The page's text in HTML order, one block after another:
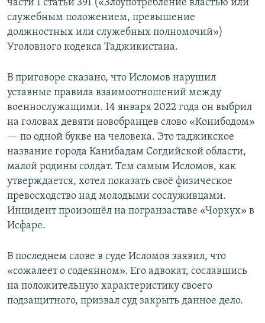
части 1 статьи 391 («Злоупотребление властью или
служебным положением, превышение
должностных или служебных полномочий»)
Уголовного кодекса Таджикистана.
В приговоре сказано, что Исломов нарушил
уставные правила взаимоотношений между
военнослужащими. 14 января 2022 года он выбрил
на головах девяти новобранцев слово «Конибодом»
— по одной букве на человека. Это таджикское
название города Канибадам Согдийской области,
малой родины солдат. Тем самым Исломов, как
утверждается, хотел показать своё физическое
превосходство над молодыми сослуживцами.
Инцидент произошёл на погранзаставе «Чоркух» в
Исфаре.
В последнем слове в суде Исломов заявил, что
«сожалеет о содеянном». Его адвокат, сославшись
на положительную характеристику своего
подзащитного, призвал суд закрыть данное дело.